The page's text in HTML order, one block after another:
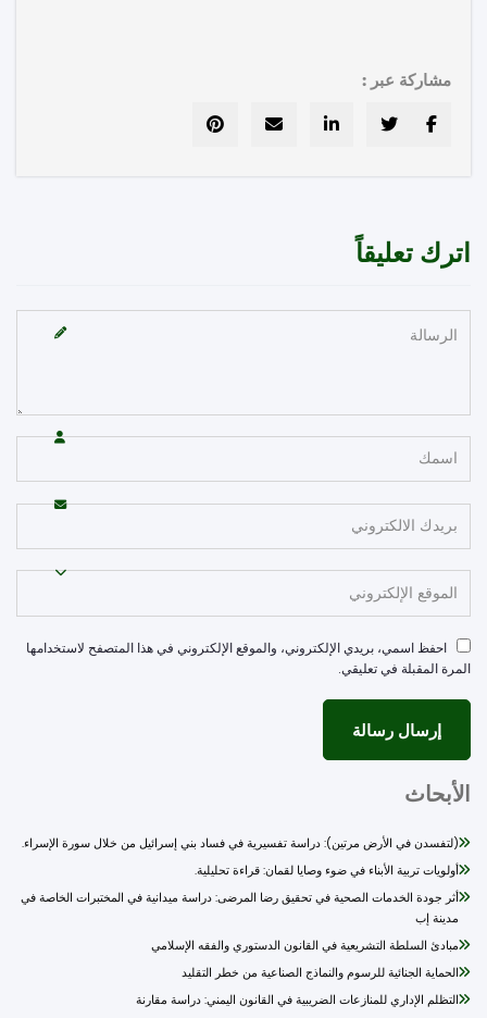
مشاركة عبر :
تعليقاً
احفظ اسمي، بريدي الإلكتروني، والموقع الإلكتروني في هذا المتصفح لاستخدامها
المقبلة في تعليقي.
(لتفسدن في الأرض مرتين): دراسة تفسيرية في فساد بني إسرائيل من خلال سورة الإسراء.
أولويات تربية الأبناء في ضوء وصايا لقمان: قراءة تحليلية.
أثر جودة الخدمات الصحية في تحقيق رضا المرضى: دراسة ميدانية في المختبرات الخاصة في
مدينة إب
مبادئ السلطة التشريعية في القانون الدستوري والفقه الإسلامي
الحماية الجنائية للرسوم والنماذج الصناعية من خطر التقليد
التظلم الإداري للمنازعات الضريبية في القانون اليمني: دراسة مقارنة